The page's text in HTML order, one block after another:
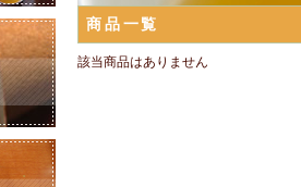
商品一覧
該当商品はありません